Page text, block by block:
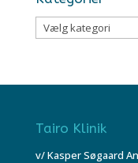
Kategorier
Tairo Klinik
v/ Kasper Søgaard